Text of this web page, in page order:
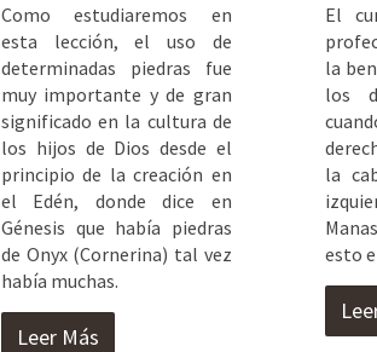
Como estudiaremos en
esta lección, el uso de
determinadas piedras fue
muy importante y de gran
significado en la cultura de
los hijos de Dios desde el
principio de la creación en
el Edén, donde dice en
Génesis que había piedras
de Onyx (Cornerina) tal vez
había muchas.
Leer Más
El
la
los
la
esto